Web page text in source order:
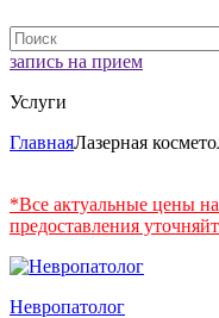
запись на прием
Услуги
ГлавнаяЛазерная
*Все актуальные цены
предоставления
Невропатолог